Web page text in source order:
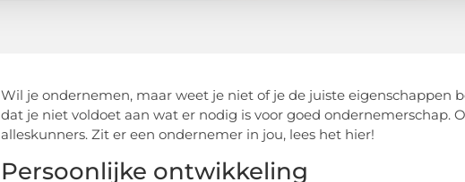
Wil je ondernemen, maar weet je niet of je de juiste eigenschappen
dat je niet voldoet aan wat er nodig is voor goed ondernemerschap.
alleskunners. Zit er een ondernemer in jou, lees het hier!
Persoonlijke ontwikkeling